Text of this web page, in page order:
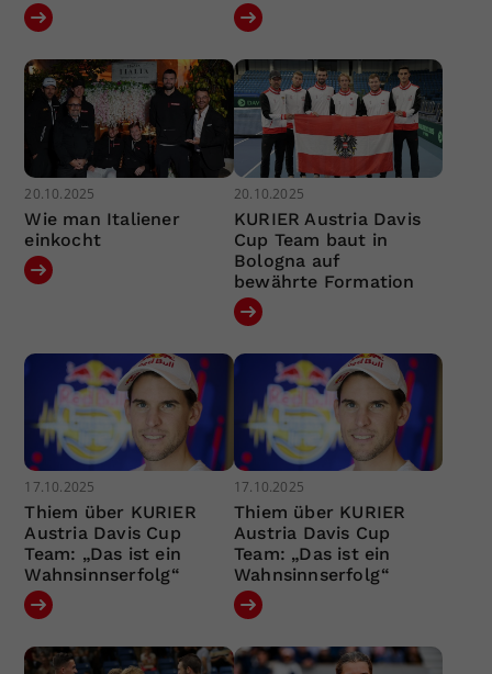
20.10.2025
Wie man Italiener
einkocht
20.10.2025
KURIER Austria Davis
Cup Team baut in
Bologna auf
bewährte Formation
17.10.2025
Thiem über KURIER
Austria Davis Cup
Team: „Das ist ein
Wahnsinnserfolg“
17.10.2025
Thiem über KURIER
Austria Davis Cup
Team: „Das ist ein
Wahnsinnserfolg“